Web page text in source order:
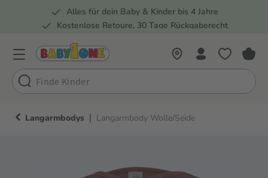
Zur Hauptnavigation springen
Alles für dein Baby & Kinder bis 4 Jahre
Kostenlose Retoure, 30 Tage Rückgaberecht
Langarmbodys | Langarmbody Wolle/Seide